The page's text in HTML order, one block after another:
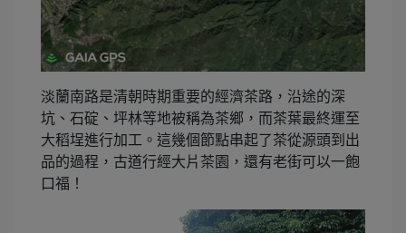
淡蘭南路是清朝時期重要的經濟茶路，沿途的深
坑、石碇、坪林等地被稱為茶鄉，而茶葉最終運至
大稻埕進行加工。這幾個節點串起了茶從源頭到出
品的過程，古道行經大片茶園，還有老街可以一飽
口福！